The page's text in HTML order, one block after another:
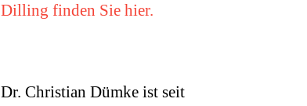
Dilling finden Sie hier.
Dr. Christian Dümke ist seit